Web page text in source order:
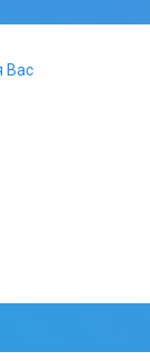
Вас
сайт
IP-video, IP65